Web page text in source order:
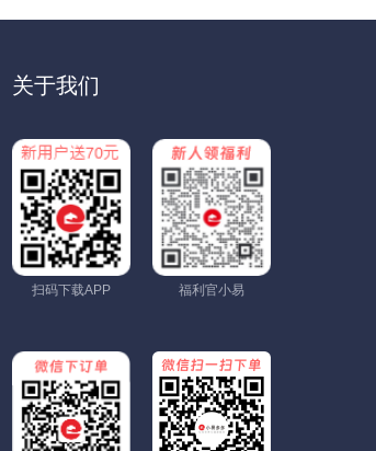
关于我们
扫码下载APP 福利官小易